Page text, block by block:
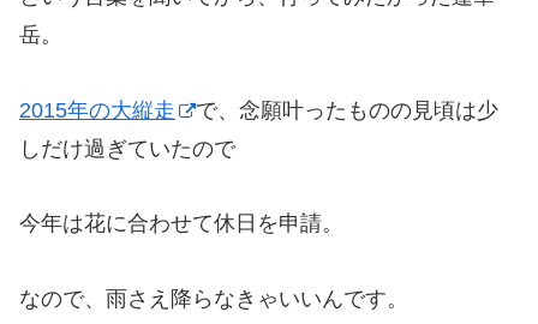
岳。
2015年の大縦走
で、念願叶ったものの見頃は少
しだけ過ぎていたので
今年は花に合わせて休日を申請。
なので、雨さえ降らなきゃいいんです。